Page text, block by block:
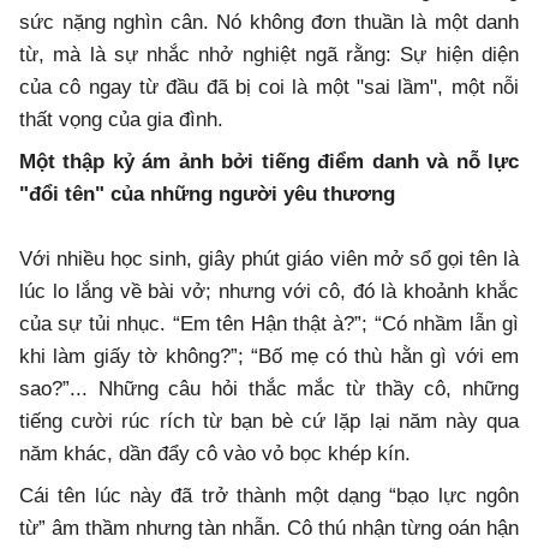
sức nặng nghìn cân. Nó không đơn thuần là một danh
từ, mà là sự nhắc nhở nghiệt ngã rằng: Sự hiện diện
của cô ngay từ đầu đã bị coi là một "sai lầm", một nỗi
thất vọng của gia đình.
Một thập kỷ ám ảnh bởi tiếng điểm danh và nỗ lực
"đổi tên" của những người yêu thương
Với nhiều học sinh, giây phút giáo viên mở sổ gọi tên là
lúc lo lắng về bài vở; nhưng với cô, đó là khoảnh khắc
của sự tủi nhục. “Em tên Hận thật à?”; “Có nhầm lẫn gì
khi làm giấy tờ không?”; “Bố mẹ có thù hằn gì với em
sao?”... Những câu hỏi thắc mắc từ thầy cô, những
tiếng cười rúc rích từ bạn bè cứ lặp lại năm này qua
năm khác, dần đẩy cô vào vỏ bọc khép kín.
Cái tên lúc này đã trở thành một dạng “bạo lực ngôn
từ” âm thầm nhưng tàn nhẫn. Cô thú nhận từng oán hận